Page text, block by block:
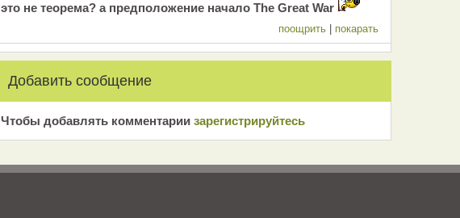
это не теорема? а предположение начало The Great War
поощрить покарать
Добавить сообщение
Чтобы добавлять комментарии зарeгиcтрирyйтeсь